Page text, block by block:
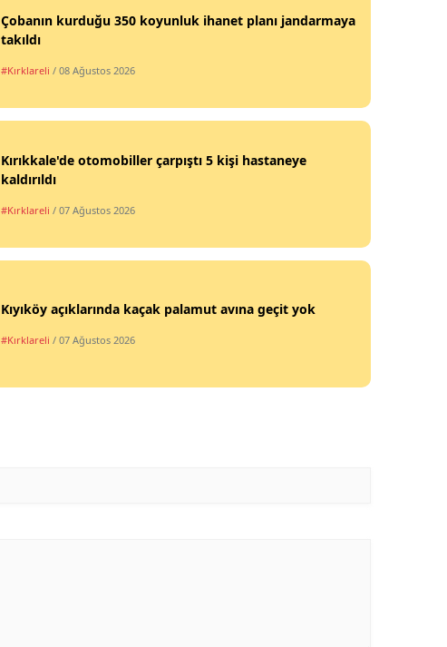
Çobanın kurduğu 350 koyunluk ihanet planı jandarmaya
takıldı
#Kırklareli / 08 Ağustos 2026
Kırıkkale'de otomobiller çarpıştı 5 kişi hastaneye
kaldırıldı
#Kırklareli / 07 Ağustos 2026
Kıyıköy açıklarında kaçak palamut avına geçit yok
#Kırklareli / 07 Ağustos 2026